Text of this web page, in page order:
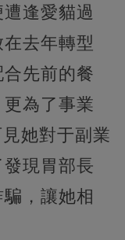
逢愛貓過
去年轉型
先前的餐
為了事業
她對于副業
現胃部長
，讓她相